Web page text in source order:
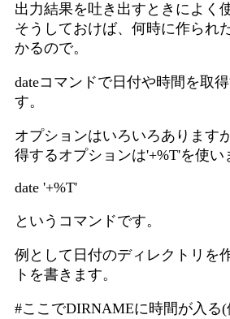
出力結果を吐き出すときによく
そうしておけば、何時に作られ
かるので。
dateコマンドで日付や時間を取
す。
オプションはいろいろあります
得するオプションは'+%T'を使い
date '+%T'
というコマンドです。
例として日付のディレクトリを
トを書きます。
#ここでDIRNAMEに時間が入る(